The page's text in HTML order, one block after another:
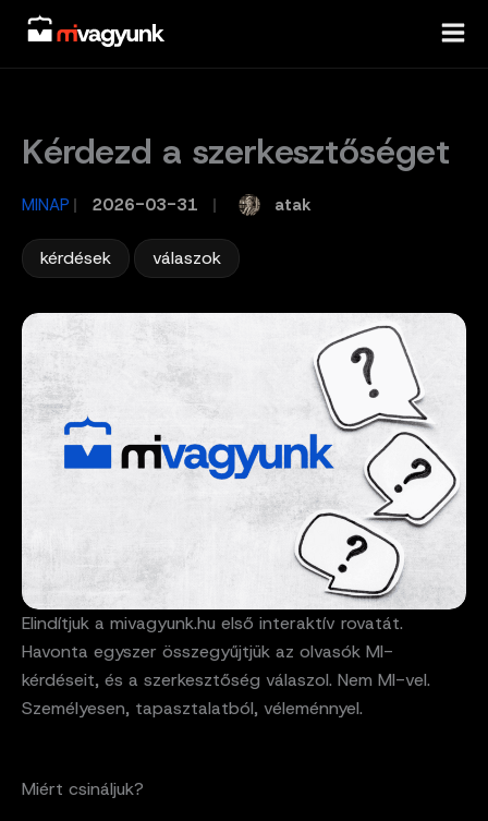
Skip
content
Kérdezd a szerkesztőséget
MINAP / 2026-03-31 atak
kérdések válaszok
Elindítjuk a mivagyunk.hu első interaktív rovatát.
Havonta egyszer összegyűjtjük az olvasók MI-
kérdéseit, és a szerkesztőség válaszol. Nem MI-vel.
Személyesen, tapasztalatból, véleménnyel.
Miért csináljuk?